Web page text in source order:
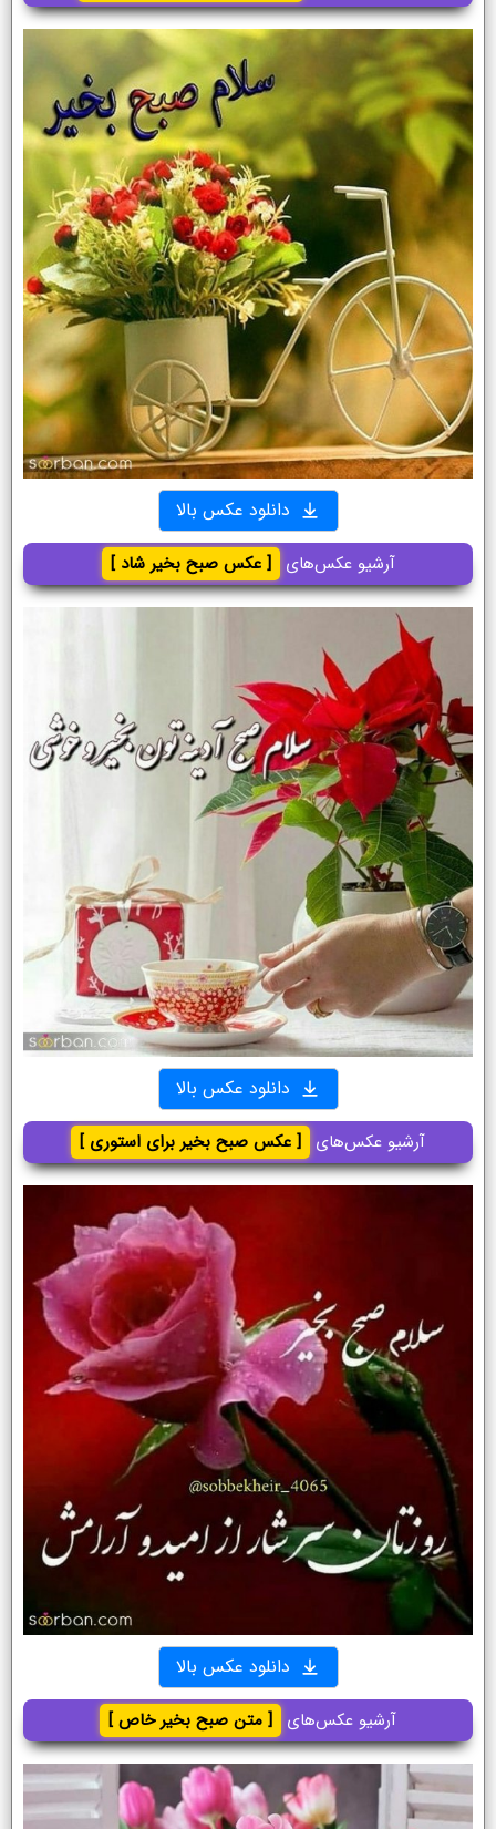
دانلود عکس بالا
آرشیو عکس‌های [ عکس صبح بخیر شاد ]
دانلود عکس بالا
آرشیو عکس‌های [ عکس صبح بخیر برای استوری ]
دانلود عکس بالا
آرشیو عکس‌های [ متن صبح بخیر خاص ]